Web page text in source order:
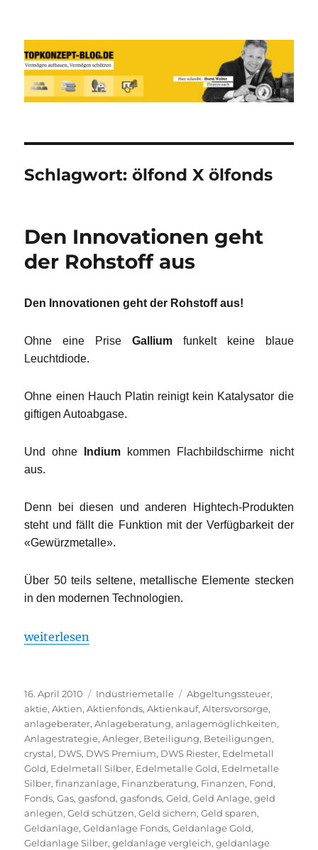
Reich werden und Vermögen
schützen mit Sachwerten-Silber-
Gold-Silbermünzen-Goldmünzen
Schlagwort:ölfond X ölfonds
Den Innovationen geht
der Rohstoff aus
Den Innovationen geht der Rohstoff aus!
Ohne eine Prise Gallium funkelt keine blaue
Leuchtdiode.
Ohne einen Hauch Platin reinigt kein Katalysator die
giftigen Autoabgase.
Und ohne Indium
kommen Flachbildschirme nicht
aus.
Denn bei diesen und anderen Hightech-Produkten
steht und fällt die Funktion mit der Verfügbarkeit der
«Gewürzmetalle».
Über 50 teils seltene, metallische Elemente stecken
in den modernen Technologien.
„Den Innovationen geht der Rohstoff aus“
weiterlesen
Veröffentlicht
am
16. April 2010 Kategorien
Industriemetalle Schlagwörter
Abgeltungssteuer,
aktie,Aktien,Aktienfonds,Aktienkauf,Altersvorsorge,
anlageberater,Anlageberatung,anlagemöglichkeiten,
Anlagestrategie,Anleger, Beteiligung, Beteiligungen,
crystal, DWS, DWS Premium, DWS Riester, Edelmetall
Gold, Edelmetall Silber, Edelmetalle Gold, Edelmetalle
Silber,finanzanlage, Finanzberatung, Finanzen, Fond,
Fonds,Gas,gasfond,gasfonds,Geld,Geld Anlage,geld
anlegen,Geld schützen,Geld sichern,Geld sparen,
Geldanlage,Geldanlage Fonds,Geldanlage Gold,
Geldanlage Silber,geldanlage vergleich,geldanlage